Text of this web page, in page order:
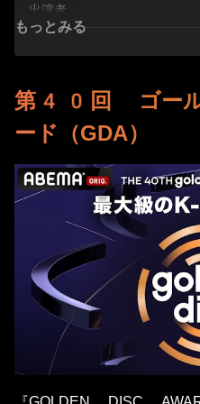
出演者
各部門の種類とノミネート一覧
デジタル音源部門（Song
アルバム部門（Album
新人賞（Rookie Artist
特別賞
人気投票賞
過去授賞式配信日程
第39回 ゴールデン
年）
もっとみる
第40回 ゴール
ード（GDA）